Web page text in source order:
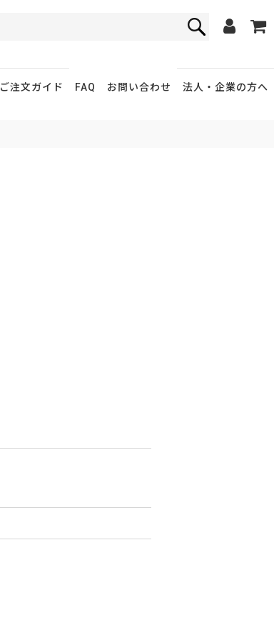
法人・企業の方へ
ご注文ガイド FAQ お問い合わせ